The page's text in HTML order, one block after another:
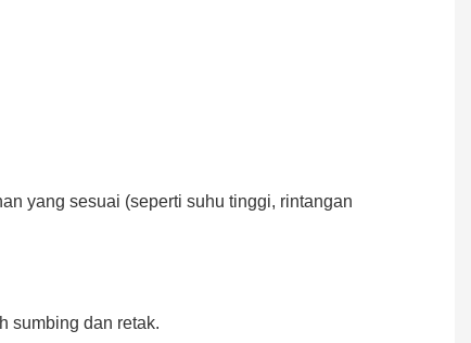
yang sesuai (seperti suhu tinggi, rintangan
sumbing dan retak.